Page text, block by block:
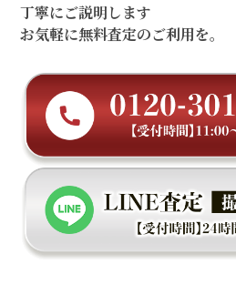
丁寧にご説明します
お気軽に無料査定のご利用を。